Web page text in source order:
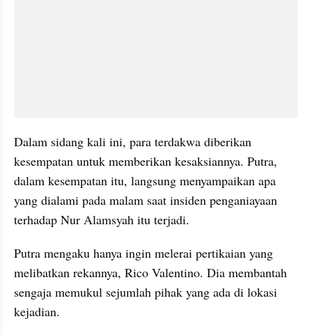
Dalam sidang kali ini, para terdakwa diberikan
kesempatan untuk memberikan kesaksiannya. Putra,
dalam kesempatan itu, langsung menyampaikan apa
yang dialami pada malam saat insiden penganiayaan
terhadap Nur Alamsyah itu terjadi.
Putra mengaku hanya ingin melerai pertikaian yang
melibatkan rekannya, Rico Valentino. Dia membantah
sengaja memukul sejumlah pihak yang ada di lokasi
kejadian.